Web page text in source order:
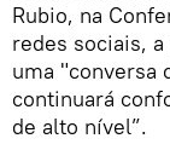
Rubio, na
redes sociais,
uma "conversa
continuará
de alto nível”.